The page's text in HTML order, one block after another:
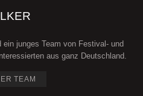
ein junges Team von Festival- und
aus ganz Deutschland.
TEAM